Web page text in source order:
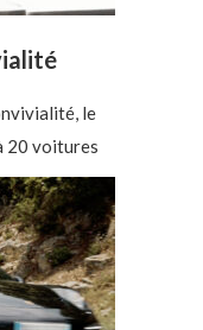
le
20 voitures.